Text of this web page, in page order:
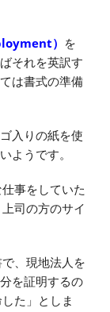
） を
それを英訳す
は書式の準備
入りの紙を使
ようです。
事をしていた
司の方のサイ
、現地法人を
を証明するの
た」としま